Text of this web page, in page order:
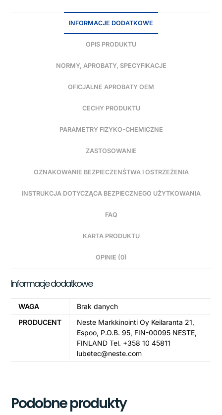
INFORMACJE DODATKOWE
OPIS PRODUKTU
NORMY, APROBATY, SPECYFIKACJE
OFICJALNE APROBATY OEM
CECHY PRODUKTU
PARAMETRY FIZYKO-CHEMICZNE
ZASTOSOWANIE
OZNAKOWANIE BEZPIECZENŚTWA I OSTRZEŻENIA
INSTRUKCJA DOTYCZĄCA BEZPIECZNEGO UŻYTKOWANIA
FAQ
KARTA PRODUKTU
OPINIE (0)
Informacje dodatkowe
WAGA
Brak danych
PRODUCENT
Neste Markkinointi Oy Keilaranta 21,
Espoo, P.O.B. 95, FIN-00095 NESTE,
FINLAND Tel. +358 10 45811
lubetec@neste.com
Podobne produkty